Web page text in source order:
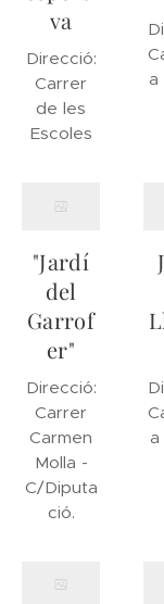
va
Direcció:
Carrer
de les
Escoles
a
"Jardí
del
Garrof
er"
Direcció:
Carrer
Carmen
Molla -
C/Diputa
ció.
a